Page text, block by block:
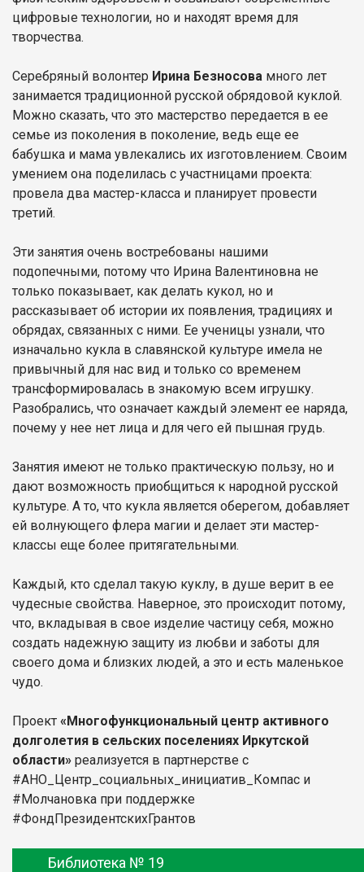
цифровые технологии, но и находят время для
творчества.
Серебряный волонтер Ирина Безносова много лет
занимается традиционной русской обрядовой куклой.
Можно сказать, что это мастерство передается в ее
семье из поколения в поколение, ведь еще ее
бабушка и мама увлекались их изготовлением. Своим
умением она поделилась с участницами проекта:
провела два мастер-класса и планирует провести
третий.
Эти занятия очень востребованы нашими
подопечными, потому что Ирина Валентиновна не
только показывает, как делать кукол, но и
рассказывает об истории их появления, традициях и
обрядах, связанных с ними. Ее ученицы узнали, что
изначально кукла в славянской культуре имела не
привычный для нас вид и только со временем
трансформировалась в знакомую всем игрушку.
Разобрались, что означает каждый элемент ее наряда,
почему у нее нет лица и для чего ей пышная грудь.
Занятия имеют не только практическую пользу, но и
дают возможность приобщиться к народной русской
культуре. А то, что кукла является оберегом, добавляет
ей волнующего флера магии и делает эти мастер-
классы еще более притягательными.
Каждый, кто сделал такую куклу, в душе верит в ее
чудесные свойства. Наверное, это происходит потому,
что, вкладывая в свое изделие частицу себя, можно
создать надежную защиту из любви и заботы для
своего дома и близких людей, а это и есть маленькое
чудо.
Проект «Многофункциональный центр активного
долголетия в сельских поселениях Иркутской
области» реализуется в партнерстве с
#АНО_Центр_социальных_инициатив_Компас и
#Молчановка при поддержке
#ФондПрезидентскихГрантов
Библиотека № 19